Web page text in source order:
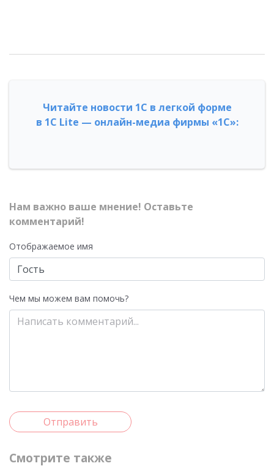
Читайте новости 1С в легкой форме
в 1С Lite — онлайн-медиа фирмы «1С»:
Нам важно ваше мнение! Оставьте
комментарий!
Отображаемое имя
Чем мы можем вам помочь?
Отправить
Смотрите также